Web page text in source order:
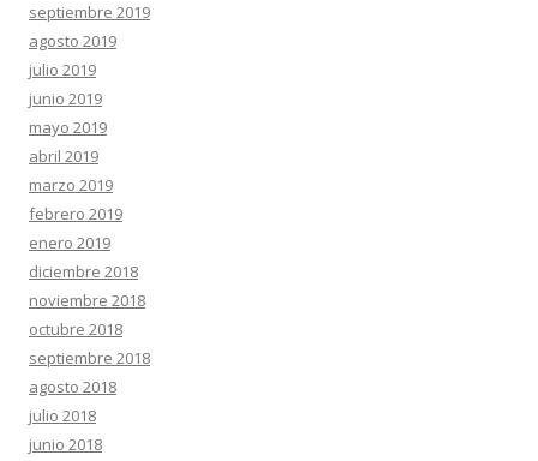
septiembre 2019
agosto 2019
julio 2019
junio 2019
mayo 2019
abril 2019
marzo 2019
febrero 2019
enero 2019
diciembre 2018
noviembre 2018
octubre 2018
septiembre 2018
agosto 2018
julio 2018
junio 2018